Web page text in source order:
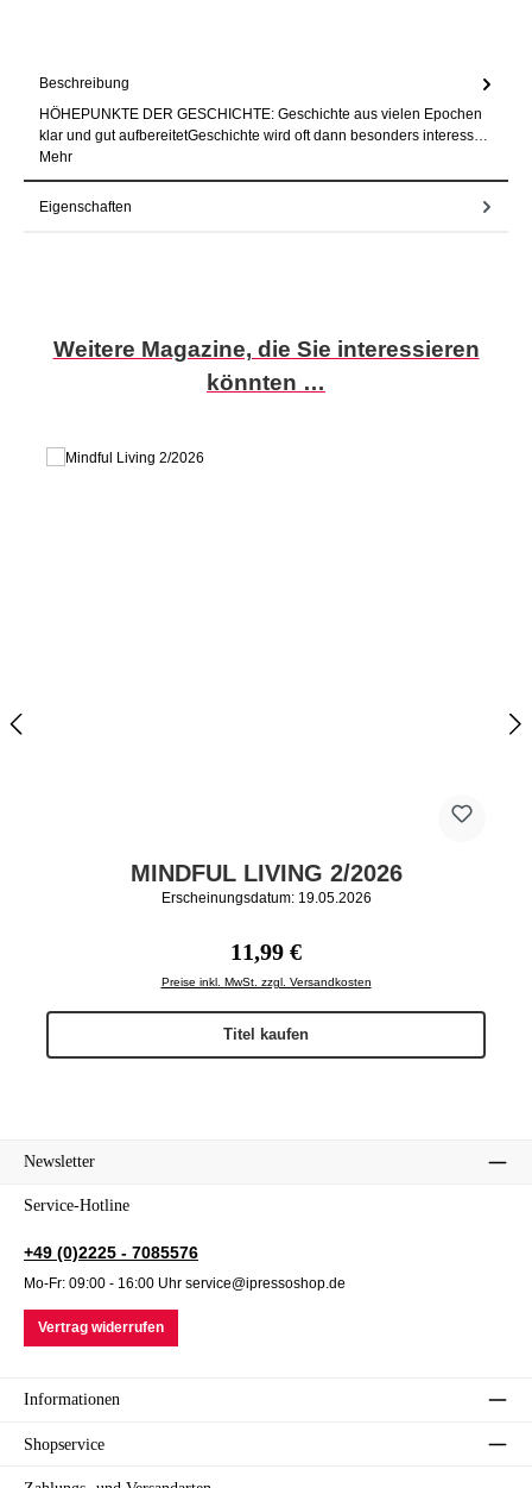
Beschreibung
HÖHEPUNKTE DER GESCHICHTE: Geschichte aus vielen Epochen
klar und gut aufbereitetGeschichte wird oft dann besonders interess…
Mehr
Eigenschaften
Produktgalerie überspringen
Weitere Magazine, die Sie interessieren
könnten …
MINDFUL LIVING 2/2026
Erscheinungsdatum: 19.05.2026
Regulärer Preis:
11,99 €
Preise inkl. MwSt. zzgl. Versandkosten
Titel kaufen
Newsletter
Service-Hotline
+49 (0)2225 - 7085576
Mo-Fr: 09:00 - 16:00 Uhr service@ipressoshop.de
Vertrag widerrufen
Informationen
Shopservice